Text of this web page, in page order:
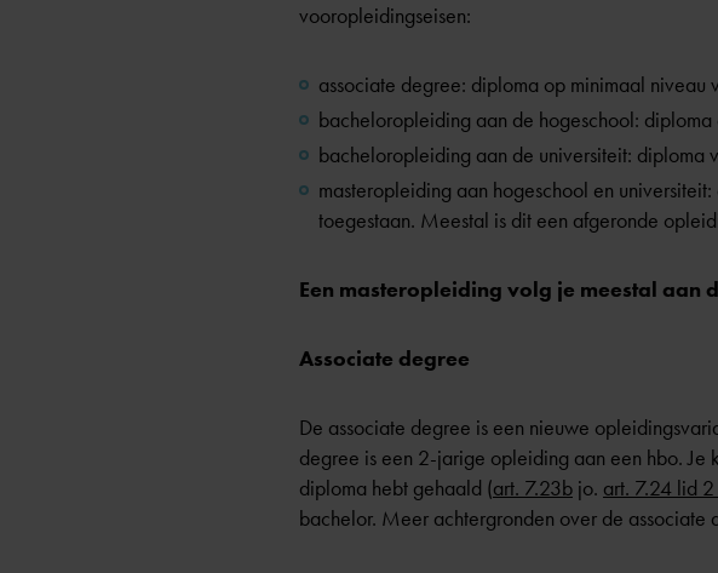
vooropleidingseisen:
associate degree: diploma op minimaal niveau
bacheloropleiding aan de hogeschool: diploma
bacheloropleiding aan de universiteit: diploma
masteropleiding aan hogeschool en
toegestaan. Meestal is dit een afgeronde
Een masteropleiding volg je meestal aan
Associate degree
De associate degree is een nieuwe
degree is een 2-jarige opleiding aan een hbo. Je
diploma hebt gehaald (art. 7.23b jo. art. 7.24 lid
bachelor. Meer achtergronden over de associate